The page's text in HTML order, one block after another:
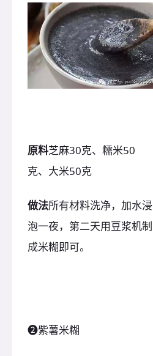
原料芝麻30克、糯米50
克、大米50克
做法所有材料洗净，加水浸
泡一夜，第二天用豆浆机制
成米糊即可。
❷紫薯米糊